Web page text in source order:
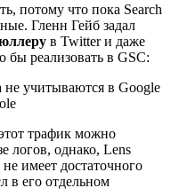
потому что пока Search
Гленн Гейб задал
в Twitter и даже
бы реализовать в GSC:
трафик можно
логов, однако, Lens
имеет достаточного
в его отдельном